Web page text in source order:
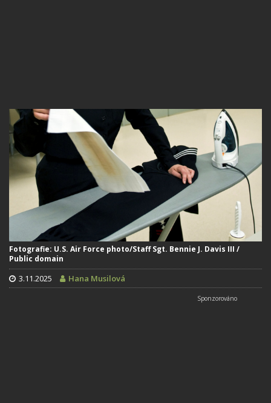
Fotografie: U.S. Air Force photo/Staff Sgt. Bennie J. Davis III /
Public domain
3.11.2025 Hana Musilová